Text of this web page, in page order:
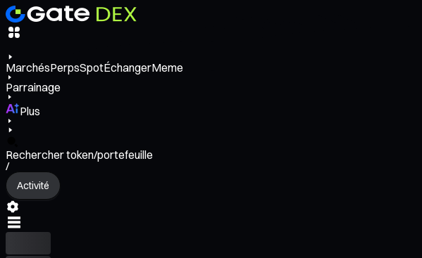
MarchésPerpsSpotÉchangerMeme
Parrainage
Plus
Rechercher token/portefeuille
/
Activité